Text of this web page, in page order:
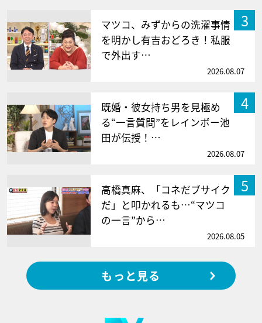
3
マツコ、みずからの洗濯事情
を明かし有吉おどろき！私服
で外出す…
2026.08.07
4
既婚・彼女持ち男を見極め
る“一言質問”をレインボー池
田が伝授！…
2026.08.07
5
高橋真麻、「コネだブサイク
だ」と叩かれるも…“マツコ
の一言”から…
2026.08.05
もっと見る